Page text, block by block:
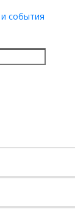
события